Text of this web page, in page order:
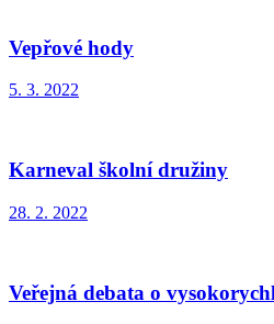
Vepřové hody
5. 3. 2022
Karneval školní družiny
28. 2. 2022
Veřejná debata o